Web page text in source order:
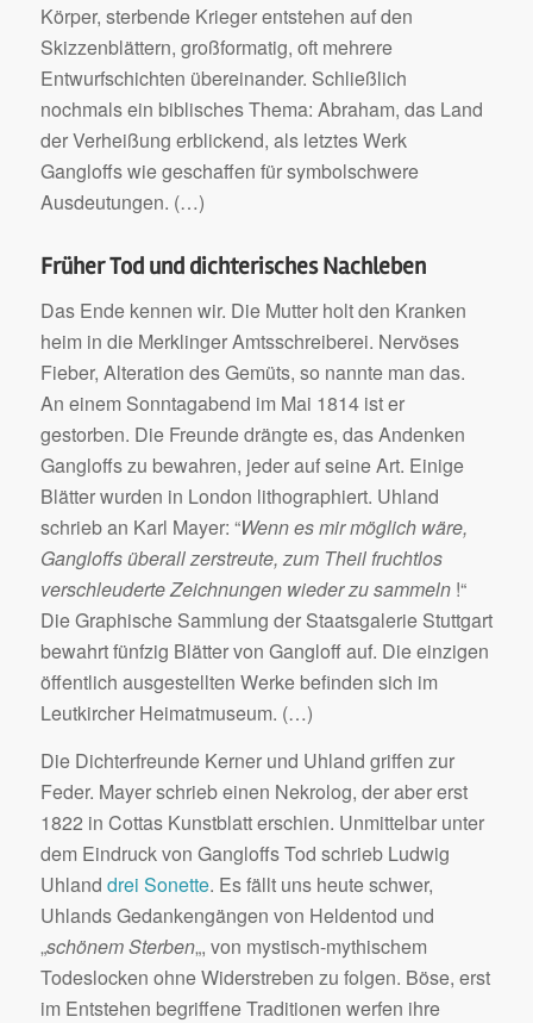
Körper, sterbende Krieger entstehen auf den
Skizzenblättern, großformatig, oft mehrere
Entwurfschichten übereinander. Schließlich
nochmals ein biblisches Thema: Abraham, das Land
der Verheißung erblickend, als letztes Werk
Gangloffs wie geschaffen für symbolschwere
Ausdeutungen. (…)
Früher Tod und dichterisches Nachleben
Das Ende kennen wir. Die Mutter holt den Kranken
heim in die Merklinger Amtsschreiberei. Nervöses
Fieber, Alteration des Gemüts, so nannte man das.
An einem Sonntagabend im Mai 1814 ist er
gestorben. Die Freunde drängte es, das Andenken
Gangloffs zu bewahren, jeder auf seine Art. Einige
Blätter wurden in London lithographiert. Uhland
schrieb an Karl Mayer: “Wenn es mir möglich wäre,
Gangloffs überall zerstreute, zum Theil fruchtlos
verschleuderte Zeichnungen wieder zu sammeln!“
Die Graphische Sammlung der Staatsgalerie Stuttgart
bewahrt fünfzig Blätter von Gangloff auf. Die einzigen
öffentlich ausgestellten Werke befinden sich im
Leutkircher Heimatmuseum. (…)
Die Dichterfreunde Kerner und Uhland griffen zur
Feder. Mayer schrieb einen Nekrolog, der aber erst
1822 in Cottas Kunstblatt erschien. Unmittelbar unter
dem Eindruck von Gangloffs Tod schrieb Ludwig
Uhland drei Sonette. Es fällt uns heute schwer,
Uhlands Gedankengängen von Heldentod und
„schönem Sterben„, von mystisch-mythischem
Todeslocken ohne Widerstreben zu folgen. Böse, erst
im Entstehen begriffene Traditionen werfen ihre